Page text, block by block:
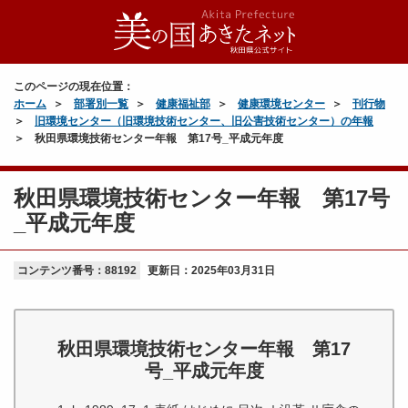
このページの現在位置：
ホーム
部署別一覧 健康福祉部 健康環境センター
刊行物
旧環境センター（旧環境技術センター、旧公害技術センター）の年報
秋田県環境技術センター年報 第17号_平成元年度
秋田県環境技術センター年報 第17号
_平成元年度
コンテンツ番号：88192 更新日： 2025年03月31日
秋田県環境技術センター年報 第17
号_平成元年度